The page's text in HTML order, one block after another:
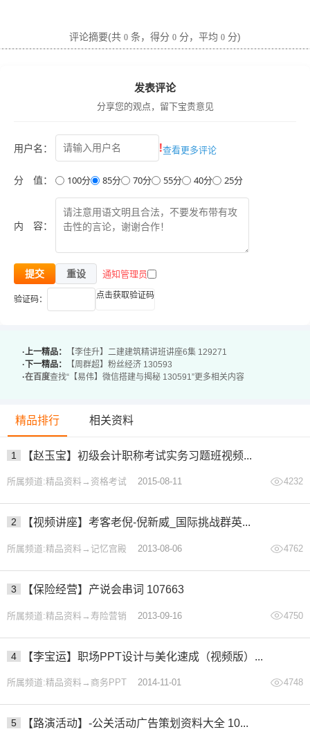
微信接口5关键词回复
微信接口6关注回复
微信接口10图片回复
微信接口11测距
微信接口12最近店铺
微信接口13天气预报
微信接口14附近酒店
微信接口17欢迎老朋友
微信接口18秒杀程序
微信接口21视频
微信接口22组合地图
微信接口24手机web应用
微信接口27二级菜单
微信接口29sae和svn
微信接口30遍历数组
微信接口31刮刮乐
微信接口32缓存
微信接口33wap页
微信接口34足球比分
微信接口35地图导航
微信接口37百度翻译
评论摘要(共 0 条，得分 0 分，平均 0 分)
发表评论
分享您的观点，留下宝贵意见
用户名： !查看更多评论
分 值： 100分 85分 70分 55分 40分 25分
内 容：
提交 重设 通知管理员
验证码： 点击获取验证码
·上一精品：
【李佳升】二建建筑精讲班讲座6集 129271
·下一精品：
【周群超】粉丝经济 130593
·在百度查找“【易伟】微信搭建与揭秘 130591”更多相关内容
精品排行 相关资料
1 【赵玉宝】初级会计职称考试实务习题班视频...
所属频道:精品资料→资格考试 2015-08-11 4232
2 【视频讲座】考客老倪-倪新威_国际挑战群英...
所属频道:精品资料→记忆宫殿 2013-08-06 4762
3 【保险经营】产说会串词 107663
所属频道:精品资料→寿险营销 2013-09-16 4750
4 【李宝运】职场PPT设计与美化速成（视频版）...
所属频道:精品资料→商务PPT 2014-11-01 4748
5 【路演活动】-公关活动广告策划资料大全 10...